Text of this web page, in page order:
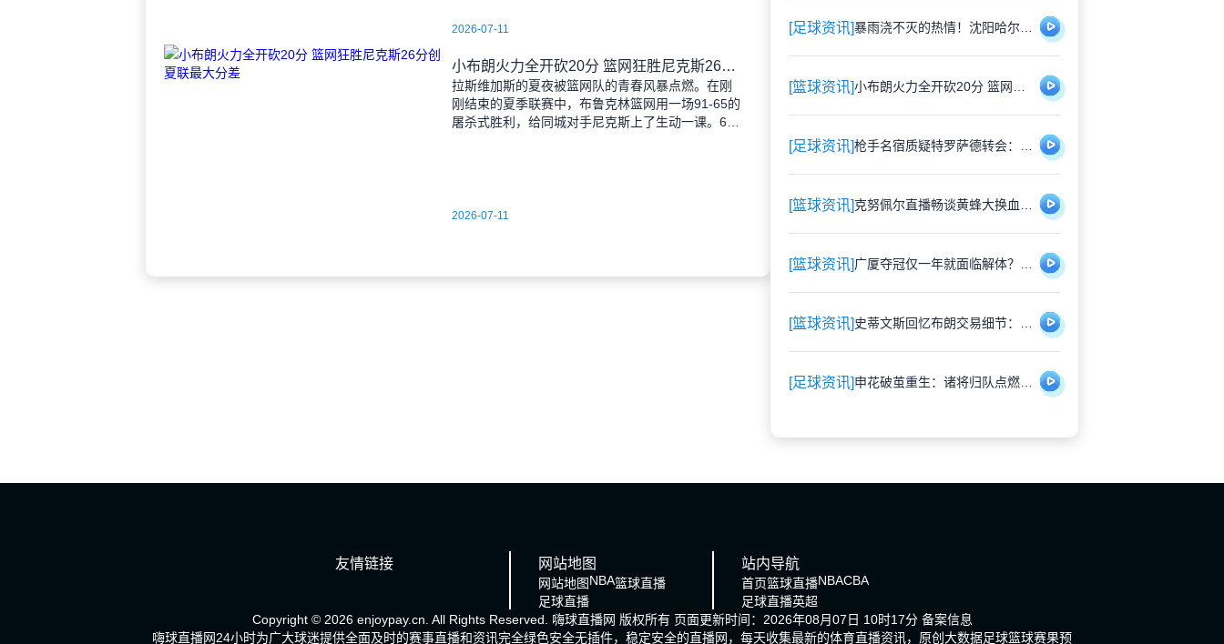
2026-07-11
小布朗火力全开砍20分 篮网狂胜尼克斯26分创夏联最大分差
拉斯维加斯的夏夜被篮网队的青春风暴点燃。在刚
刚结束的夏季联赛中，布鲁克林篮网用一场91-65的
屠杀式胜利，给同城对手尼克斯上了生动一课。6号
2026-07-11
[足球资讯]
[篮球资讯]
[足球资讯]
[篮球资讯]
[篮球资讯]
[篮球资讯]
[足球资讯]
友情链接 网站地图
网站地图NBA篮球直播
足球直播
站内导航
首页篮球直播NBACBA
足球直播英超
Copyright © 2026 enjoypay.cn. All Rights Reserved. 嗨球直播网 版权所有 页面更新时间：2026年08月07日 10时17分 备案信息
嗨球直播网24小时为广大球迷提供全面及时的赛事直播和资讯完全绿色安全无插件，稳定安全的直播网，每天收集最新的体育直播资讯，原创大数据足球篮球赛果预